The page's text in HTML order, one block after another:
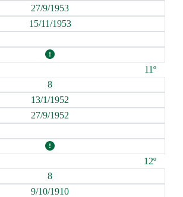
27/9/1953
15/11/1953
11º
8
13/1/1952
27/9/1952
12º
8
9/10/1910